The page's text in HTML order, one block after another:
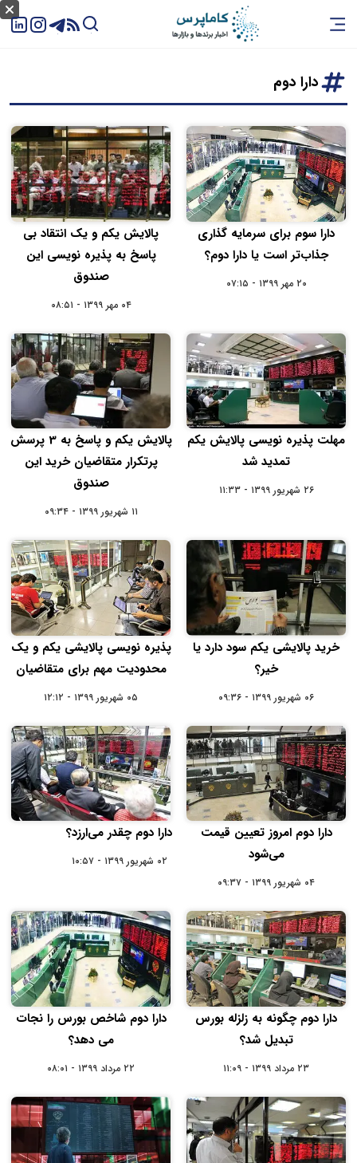
دارا دوم
دارا سوم برای سرمایه گذاری
جذاب‌تر است یا دارا دوم؟
۲۰ مهر ۱۳۹۹ - ۰۷:۱۵
پالایش یکم و یک انتقاد بی
پاسخ به پذیره نویسی این
صندوق
۰۴ مهر ۱۳۹۹ - ۰۸:۵۱
مهلت پذیره نویسی پالایش یکم
تمدید شد
۲۶ شهریور ۱۳۹۹ - ۱۱:۳۳
پالایش یکم و پاسخ به 3 پرسش
پرتکرار متقاضیان خرید این
صندوق
۱۱ شهریور ۱۳۹۹ - ۰۹:۳۴
خرید پالایشی یکم سود دارد یا
خیر؟
۰۶ شهریور ۱۳۹۹ - ۰۹:۳۶
پذیره نویسی پالایشی یکم و یک
محدودیت مهم برای متقاضیان
۰۵ شهریور ۱۳۹۹ - ۱۲:۱۲
دارا دوم امروز تعیین قیمت
می‌شود
۰۴ شهریور ۱۳۹۹ - ۰۹:۳۷
دارا دوم چقدر می‌ارزد؟
۰۲ شهریور ۱۳۹۹ - ۱۰:۵۷
دارا دوم چگونه به زلزله بورس
تبدیل شد؟
۲۳ مرداد ۱۳۹۹ - ۱۱:۰۹
دارا دوم شاخص بورس را نجات
می دهد؟
۲۲ مرداد ۱۳۹۹ - ۰۸:۰۱